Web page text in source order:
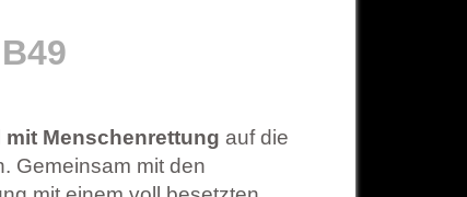
mit Menschenrettung auf die
Gemeinsam mit den